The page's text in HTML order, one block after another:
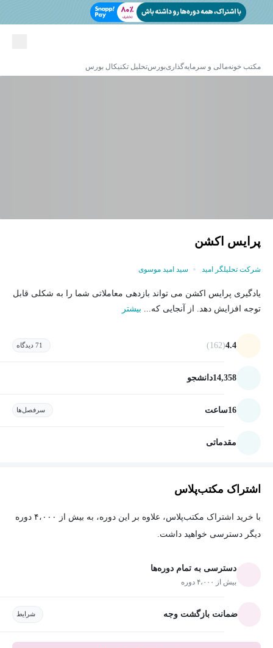
مکتب خونهمالی و سرمایه‌گذاریبورستحلیل تکنیکال بورس
پرایس اکشن
شرکت تحلیلگر امید سید امید موسوی
یادگیری پرایس اکشن می تواند بازدهی معاملاتی شما را به شکلی قابل
توجه افزایش دهد. از آنجایی که... بیشتر
4.4
(162) 71 دیدگاه
14,358دانشجو
16ساعت سرفصل‌ها
مقدماتی
اشتراک مکتب‌پلاس
با خرید اشتراک مکتب‌پلاس، علاوه بر این دوره، به بیش از ۴،۰۰۰ دوره
دیگر دسترسی خواهید داشت.
دسترسی به تمام دوره‌ها
بیش از ۴،۰۰۰ دوره
ضمانت بازگشت وجه شرایط